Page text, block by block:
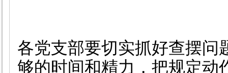
各党支部要切实抓好查摆问
够的时间和精力，把规定动